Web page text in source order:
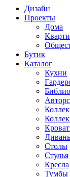
Дизайн
Проекты
Дома
Бутик
Каталог
Кухни
Столы
Стулья
Кресла
Тумбы